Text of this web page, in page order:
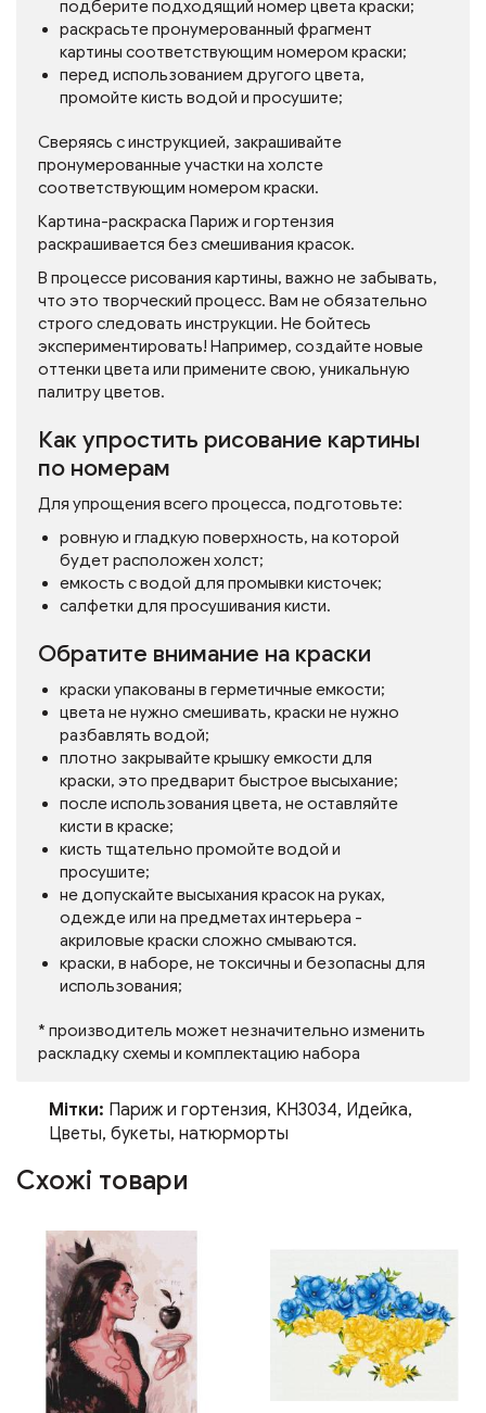
подберите подходящий номер цвета краски;
раскрасьте пронумерованный фрагмент
картины соответствующим номером краски;
перед использованием другого цвета,
промойте кисть водой и просушите;
Сверяясь с инструкцией, закрашивайте
пронумерованные участки на холсте
соответствующим номером краски.
Картина-раскраска Париж и гортензия
раскрашивается без смешивания красок.
В процессе рисования картины, важно не забывать,
что это творческий процесс. Вам не обязательно
строго следовать инструкции. Не бойтесь
экспериментировать! Например, создайте новые
оттенки цвета или примените свою, уникальную
палитру цветов.
Как упростить рисование картины
по номерам
Для упрощения всего процесса, подготовьте:
ровную и гладкую поверхность, на которой
будет расположен холст;
емкость с водой для промывки кисточек;
салфетки для просушивания кисти.
Обратите внимание на краски
краски упакованы в герметичные емкости;
цвета не нужно смешивать, краски не нужно
разбавлять водой;
плотно закрывайте крышку емкости для
краски, это предварит быстрое высыхание;
после использования цвета, не оставляйте
кисти в краске;
кисть тщательно промойте водой и
просушите;
не допускайте высыхания красок на руках,
одежде или на предметах интерьера -
акриловые краски сложно смываются.
краски, в наборе, не токсичны и безопасны для
использования;
* производитель может незначительно изменить
раскладку схемы и комплектацию набора
Мітки: Париж и гортензия, KH3034, Идейка,
Цветы, букеты, натюрморты
Схожі товари